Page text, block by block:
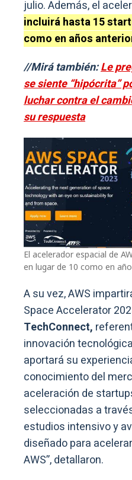
julio. Además, el
incluirá hasta 15
como en años
//Mirá también:Le
se siente “hipócrita”
luchar contra el
su respuesta
El acelerador espacial de
en lugar de 10 como en
A su vez, AWS
Space Accelerator
TechConnect,
innovación
aportará su
conocimiento del
aceleración de
seleccionadas a
estudios intensivo y
diseñado para
AWS”, detallaron.